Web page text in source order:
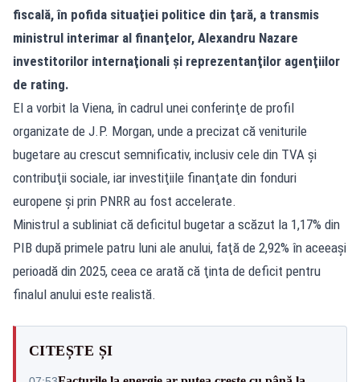
fiscală, în pofida situaţiei politice din ţară, a transmis
ministrul interimar al finanţelor, Alexandru Nazare
investitorilor internaţionali şi reprezentanţilor agenţiilor
de rating.
El a vorbit la Viena, în cadrul unei conferinţe de profil
organizate de J.P. Morgan, unde a precizat că veniturile
bugetare au crescut semnificativ, inclusiv cele din TVA şi
contribuţii sociale, iar investiţiile finanţate din fonduri
europene şi prin PNRR au fost accelerate.
Ministrul a subliniat că deficitul bugetar a scăzut la 1,17% din
PIB după primele patru luni ale anului, faţă de 2,92% în aceeaşi
perioadă din 2025, ceea ce arată că ţinta de deficit pentru
finalul anului este realistă.
CITEȘTE ȘI